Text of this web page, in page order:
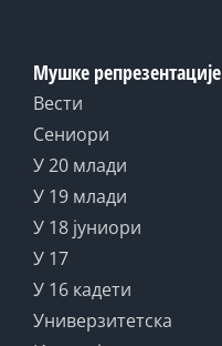
Мушке репрезентације
Вести
Сениори
У 20 млади
У 19 млади
У 18 јуниори
У 17
У 16 кадети
Универзитетска